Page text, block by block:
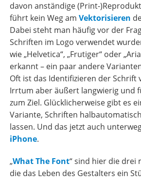
davon anständige (Print-
führt kein Weg am Vektorisieren
Dabei steht man häufig vor der
Schriften im Logo verwendet
wie „Helvetica“, „Frutiger“ oder
erkannt – ein paar andere
Oft ist das Identifizieren der Schrift
Irrtum aber äußert langwierig und
zum Ziel. Glücklicherweise gibt es
Variante, Schriften
lassen. Und das jetzt auch
iPhone.
„What The Font“ sind hier die drei
die das Leben des Gestalters ein